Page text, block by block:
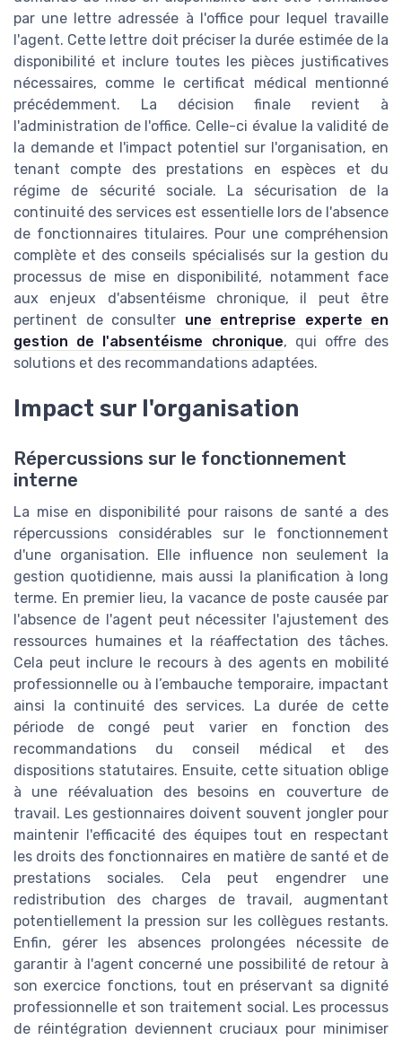
par une lettre adressée à l'office pour lequel travaille
l'agent. Cette lettre doit préciser la durée estimée de la
disponibilité et inclure toutes les pièces justificatives
nécessaires, comme le certificat médical mentionné
précédemment. La décision finale revient à
l'administration de l'office. Celle-ci évalue la validité de
la demande et l'impact potentiel sur l'organisation, en
tenant compte des prestations en espèces et du
régime de sécurité sociale. La sécurisation de la
continuité des services est essentielle lors de l'absence
de fonctionnaires titulaires. Pour une compréhension
complète et des conseils spécialisés sur la gestion du
processus de mise en disponibilité, notamment face
aux enjeux d'absentéisme chronique, il peut être
pertinent de consulter une entreprise experte en
gestion de l'absentéisme chronique, qui offre des
solutions et des recommandations adaptées.
Impact sur l'organisation
Répercussions sur le fonctionnement
interne
La mise en disponibilité pour raisons de santé a des
répercussions considérables sur le fonctionnement
d'une organisation. Elle influence non seulement la
gestion quotidienne, mais aussi la planification à long
terme. En premier lieu, la vacance de poste causée par
l'absence de l'agent peut nécessiter l'ajustement des
ressources humaines et la réaffectation des tâches.
Cela peut inclure le recours à des agents en mobilité
professionnelle ou à l’embauche temporaire, impactant
ainsi la continuité des services. La durée de cette
période de congé peut varier en fonction des
recommandations du conseil médical et des
dispositions statutaires. Ensuite, cette situation oblige
à une réévaluation des besoins en couverture de
travail. Les gestionnaires doivent souvent jongler pour
maintenir l'efficacité des équipes tout en respectant
les droits des fonctionnaires en matière de santé et de
prestations sociales. Cela peut engendrer une
redistribution des charges de travail, augmentant
potentiellement la pression sur les collègues restants.
Enfin, gérer les absences prolongées nécessite de
garantir à l'agent concerné une possibilité de retour à
son exercice fonctions, tout en préservant sa dignité
professionnelle et son traitement social. Les processus
de réintégration deviennent cruciaux pour minimiser